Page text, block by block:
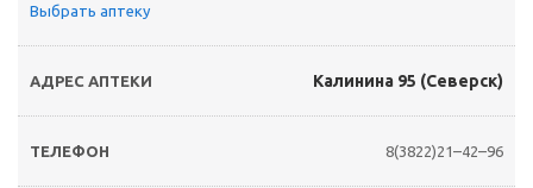
Выбрать аптеку
Калинина 95 (Северск)
8(3822)21–42–96